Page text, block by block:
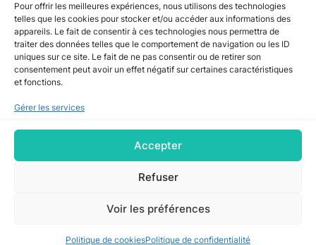
Pour offrir les meilleures expériences, nous utilisons des technologies
telles que les cookies pour stocker et/ou accéder aux informations des
appareils. Le fait de consentir à ces technologies nous permettra de
traiter des données telles que le comportement de navigation ou les ID
uniques sur ce site. Le fait de ne pas consentir ou de retirer son
consentement peut avoir un effet négatif sur certaines caractéristiques
et fonctions.
Gérer les services
Accepter
Refuser
Voir les préférences
Politique de cookiesPolitique de confidentialité
Études de cas
Actualité
Tous nos articles
Contact
69 Boulevard Haussmann, 75008 Paris
Mentions légales